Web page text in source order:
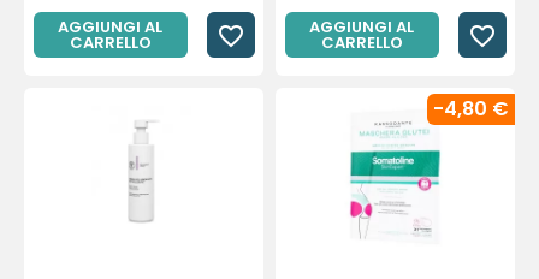
AGGIUNGI AL
CARRELLO favorite_border AGGIUNGI AL
CARRELLO favorite_border
-4,80 €